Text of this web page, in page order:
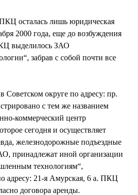
осталась лишь юридическая
2000 года, еще до возбуждения
выделилось ЗАО
забрав с собой почти все
Советском округе по адресу: пр.
с тем же названием
коммерческий центр
сегодня и осуществляет
железнодорожные подъездные
принадлежат иной организации
технологиям“,
адресу: 21-я Амурская, 6 а. ПКЦ
договора аренды.